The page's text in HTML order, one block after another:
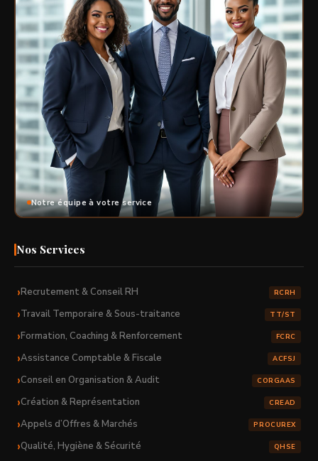
Notre équipe à votre service
Nos Services
Recrutement & Conseil RH RCRH
Travail Temporaire & Sous-traitance TT/ST
Formation, Coaching & Renforcement FCRC
Assistance Comptable & Fiscale ACFSJ
Conseil en Organisation & Audit CORGAAS
Création & Représentation CREAD
Appels d’Offres & Marchés PROCUREX
Qualité, Hygiène & Sécurité QHSE